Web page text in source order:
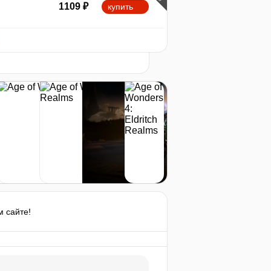
7870
1109 ₽ купить
1209 купить
₽ купить
нет в наличии
сайте!